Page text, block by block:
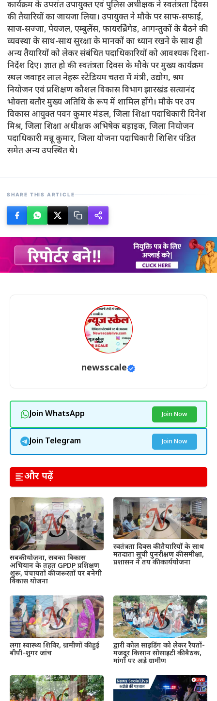
कार्यक्रम के उपरांत उपायुक्त एवं पुलिस अधीक्षक ने स्वतंत्रता दिवस
की तैयारियों का जायजा लिया। उपायुक्त ने मौके पर साफ-सफाई,
साज-सज्जा, पेयजल, एम्बुलेंस, फायरब्रिेगेड, आगन्तुकों के बैठने की
व्यवस्था के साथ-साथ सुरक्षा के मानकों का ध्यान रखने के साथ ही
अन्य तैयारियों को लेकर संबंधित पदाधिकारियों को आवश्यक दिशा-
निर्देश दिए। ज्ञात हो की स्वतंत्रता दिवस के मौके पर मुख्य कार्यक्रम
स्थल जवाहर लाल नेहरू स्टेडियम चतरा में मंत्री, उद्योग, श्रम
नियोजन एवं प्रशिक्षण कौशल विकास विभाग झारखंड सत्यानंद
भोक्ता बतौर मुख्य अतिथि के रूप में शामिल होंगे। मौके पर उप
विकास आयुक्त पवन कुमार मंडल, जिला शिक्षा पदाधिकारी दिनेश
मिश्र, जिला शिक्षा अधीक्षक अभिषेक बड़ाइक, जिला नियोजन
पदाधिकारी मन्नू कुमार, जिला योजना पदाधिकारी शिशिर पंडित
समेत अन्य उपस्थित थे।
SHARE THIS ARTICLE
newsscale
Join WhatsApp Join Now
Join Telegram Join Now
और पढ़ें
सबकी योजना, सबका विकास
अभियान के तहत GPDP प्रशिक्षण
शुरू, पंचायतों की जरूरतों पर बनेगी
विकास योजना
स्वतंत्रता दिवस की तैयारियों के साथ
मतदाता सूची पुनरीक्षण की समीक्षा,
प्रशासन ने तय की कार्ययोजना
लगा स्वास्थ्य शिविर, ग्रामीणों की हुई
बीपी-शुगर जांच
द्वारी कोल साइडिंग को लेकर रैयतों-
मजदूर किसान सोसाइटी की बैठक,
मांगों पर अड़े ग्रामीण